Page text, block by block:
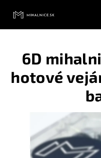
6D
hotové